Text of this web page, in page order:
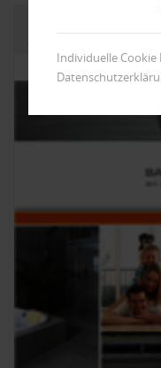
Der neue STBS
2026_1
11.03.2026|Aktuelles
Individuelle Cookie